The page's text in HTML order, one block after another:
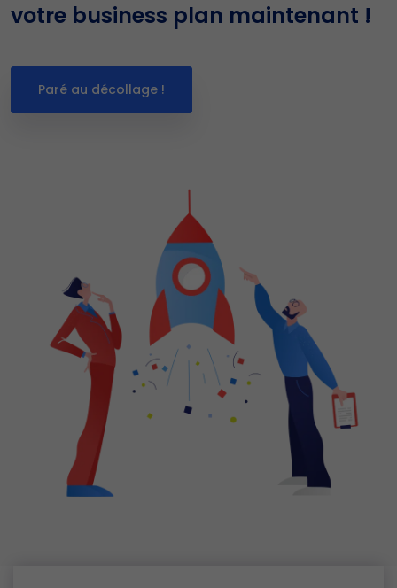
votre business plan maintenant !
Paré au décollage !